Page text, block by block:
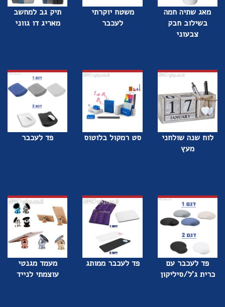
מאג שתיה חמה
בשילוב חבק
צבעוני
משטח יוקרתי
לעכבר
תיק גב למחשב
מאריג דו גווני
לוח שנה שולחני
מעץ
סט רמקול בלוטוס פד לעכבר
פד לעכבר עם
כרית ג'ל/סיליקון
פד לעכבר ממותג
מעמד מגנטי
עוצמתי לנייד